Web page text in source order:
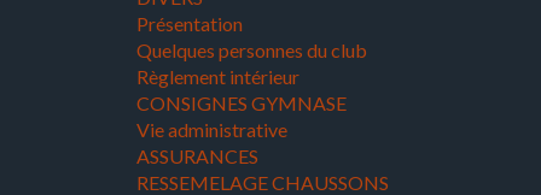
Présentation
Quelques personnes du club
Règlement intérieur
CONSIGNES GYMNASE
Vie administrative
ASSURANCES
RESSEMELAGE CHAUSSONS